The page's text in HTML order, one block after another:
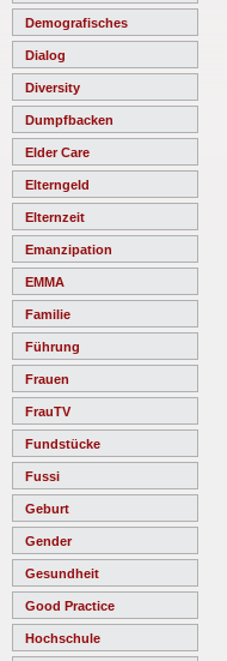
Demografisches
Dialog
Diversity
Dumpfbacken
Elder Care
Elterngeld
Elternzeit
Emanzipation
EMMA
Familie
Führung
Frauen
FrauTV
Fundstücke
Fussi
Geburt
Gender
Gesundheit
Good Practice
Hochschule